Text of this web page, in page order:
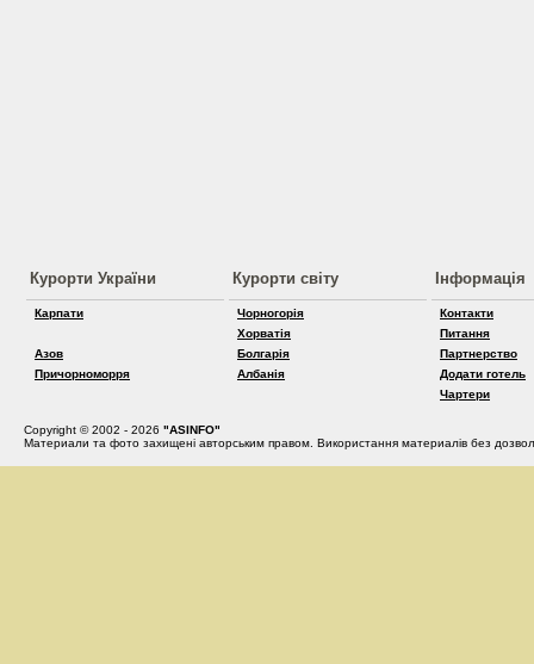
Курорти України
Карпати
Азов
Причорноморря
Курорти світу
Чорногорія
Хорватія
Болгарія
Албанія
Інформація
Контакти
Питання
Партнерство
Додати готель
Чартери
Copyright © 2002 - 2026 "ASINFO"
Материали та фото захищені авторським правом. Використання материалів без